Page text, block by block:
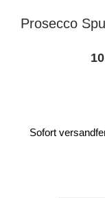
Prosecco
Sofort